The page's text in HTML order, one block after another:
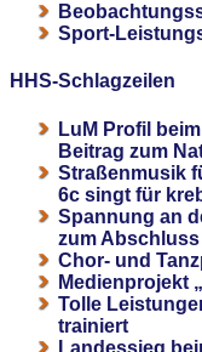
Sport-
HHS-Schlagzeilen
LuM Profil
Beitrag zum
Straßenmusik
6c singt für
Spannung an
zum
Chor- und
Medienprojekt
Tolle
trainiert
Landessieg